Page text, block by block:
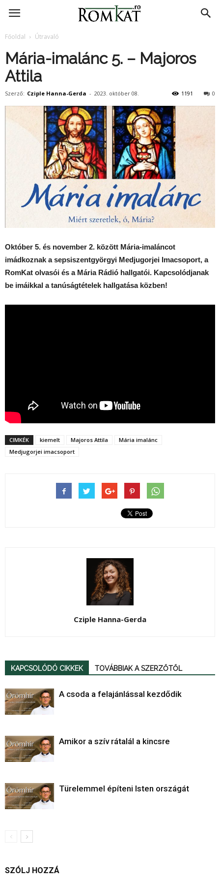
RomKat.ro
Főoldal Útravaló
Mária-imalánc 5. – Majoros
Attila
Szerző: Cziple Hanna-Gerda - 2023. október 08. 0
1191
Október 5. és november 2. között Mária-imaláncot
imádkoznak a sepsiszentgyörgyi Medjugorjei Imacsoport, a
RomKat olvasói és a Mária Rádió hallgatói. Kapcsolódjanak
be imáikkal a tanúságtételek hallgatása közben!
CIMKÉK kiemelt Majoros Attila
Mária imalánc
Medjugorjei imacsoport
Cziple Hanna-Gerda
KAPCSOLÓDÓ CIKKEK TOVÁBBIAK A SZERZŐTŐL
A csoda a felajánlással kezdődik
Amikor a szív rátalál a kincsre
Türelemmel építeni Isten országát
SZÓLJ HOZZÁ